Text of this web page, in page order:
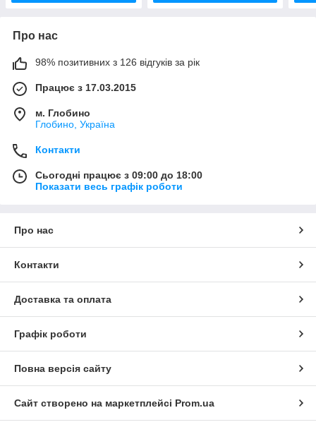
Про нас
98% позитивних з 126 відгуків за рік
Працює з 17.03.2015
м. Глобино
Глобино, Україна
Контакти
Сьогодні працює з 09:00 до 18:00
Показати весь графік роботи
Про нас
Контакти
Доставка та оплата
Графік роботи
Повна версія сайту
Сайт створено на маркетплейсі Prom.ua